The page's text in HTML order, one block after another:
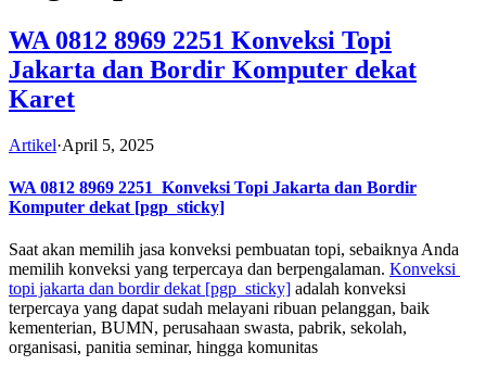
WA 0812 8969 2251 Konveksi Topi
Jakarta dan Bordir Komputer dekat
Karet
Artikel·April 5, 2025
WA 0812 8969 2251 Konveksi Topi Jakarta dan Bordir
Komputer dekat [pgp_sticky]
Saat akan memilih jasa konveksi pembuatan topi, sebaiknya Anda
memilih konveksi yang terpercaya dan berpengalaman. Konveksi
topi jakarta dan bordir dekat [pgp_sticky] adalah konveksi
terpercaya yang dapat sudah melayani ribuan pelanggan, baik
kementerian, BUMN, perusahaan swasta, pabrik, sekolah,
organisasi, panitia seminar, hingga komunitas